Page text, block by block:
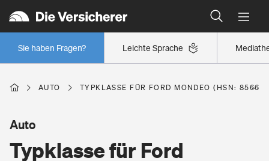
Leichte Sprache
Sie haben Fragen?
Wer versichert was: Jetzt Versicherer finden
Regionalklassen: So ist Ihre Region eingestuft
Wer versichert was: Jetzt Versicherer finden
Berufsunfähigkeitsversicherung
AUTO TYPKLASSE FÜR FORD MONDEO (HSN: 8566,
Typklasse für Ford
Auto